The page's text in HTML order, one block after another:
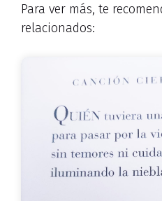
Para ver más, te
relacionados: